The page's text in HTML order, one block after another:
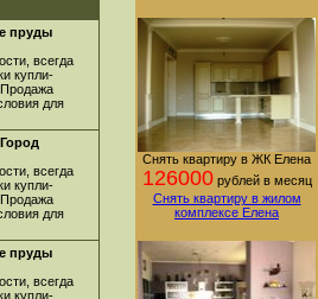
пруды
всегда
купли-
Продажа
для
всегда
купли-
Продажа
для
пруды
всегда
купли-
Снять квартиру в ЖК Елена
126000рублей в месяц
Снять квартиру в жилом
комплексе Елена